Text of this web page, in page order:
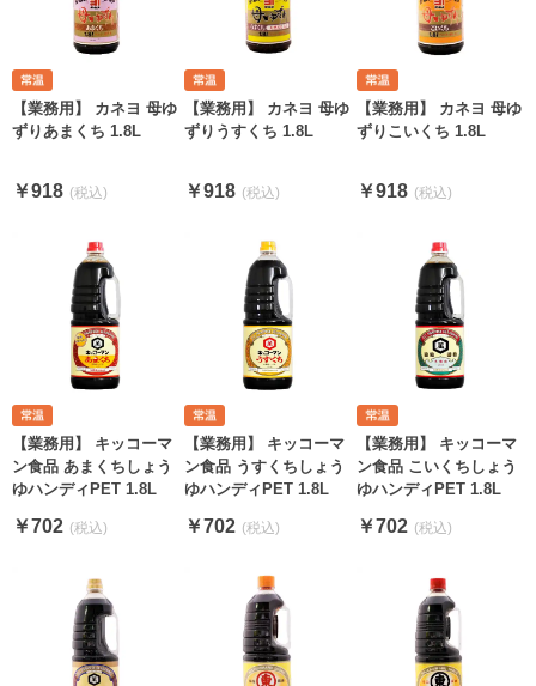
【業務用】 カネヨ 母ゆ
ずりあまくち 1.8L
￥918
【業務用】 カネヨ 母ゆ
ずりうすくち 1.8L
￥918
【業務用】 カネヨ 母ゆ
ずりこいくち 1.8L
￥918
【業務用】 キッコーマ
ン食品 あまくちしょう
ゆハンディPET 1.8L
￥702
【業務用】 キッコーマ
ン食品 うすくちしょう
ゆハンディPET 1.8L
￥702
【業務用】 キッコーマ
ン食品 こいくちしょう
ゆハンディPET 1.8L
￥702